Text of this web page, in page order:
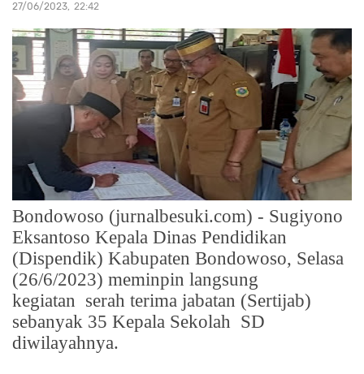
27/06/2023 22:42
Bondowoso (jurnalbesuki.com) - Sugiyono
Eksantoso Kepala Dinas Pendidikan
(Dispendik) Kabupaten Bondowoso, Selasa
(26/6/2023) meminpin langsung
kegiatan serah terima jabatan (Sertijab)
sebanyak 35 Kepala Sekolah SD
diwilayahnya.